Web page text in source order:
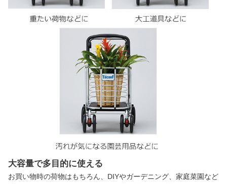
大容量で多目的に使える
お買い物時の荷物はもちろん、DIYやガーデニング、家庭菜園など